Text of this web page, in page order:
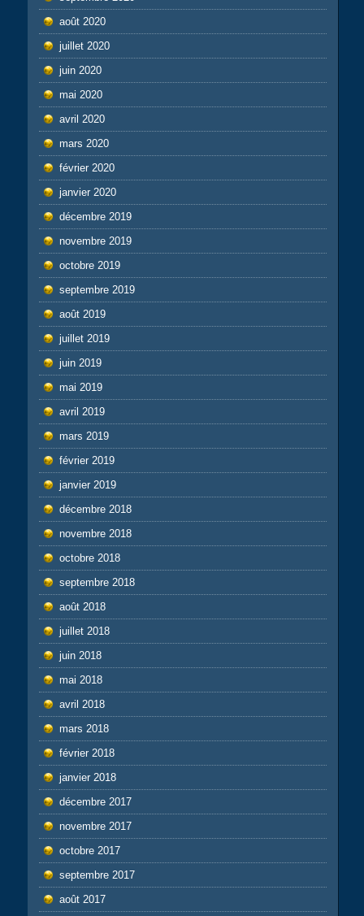
août 2020
juillet 2020
juin 2020
mai 2020
avril 2020
mars 2020
février 2020
janvier 2020
décembre 2019
novembre 2019
octobre 2019
septembre 2019
août 2019
juillet 2019
juin 2019
mai 2019
avril 2019
mars 2019
février 2019
janvier 2019
décembre 2018
novembre 2018
octobre 2018
septembre 2018
août 2018
juillet 2018
juin 2018
mai 2018
avril 2018
mars 2018
février 2018
janvier 2018
décembre 2017
novembre 2017
octobre 2017
septembre 2017
août 2017